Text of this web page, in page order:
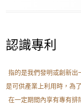
認識專利
指的是我們發明或創新
是可供產業上利用時，為
在一定期間內享有專有